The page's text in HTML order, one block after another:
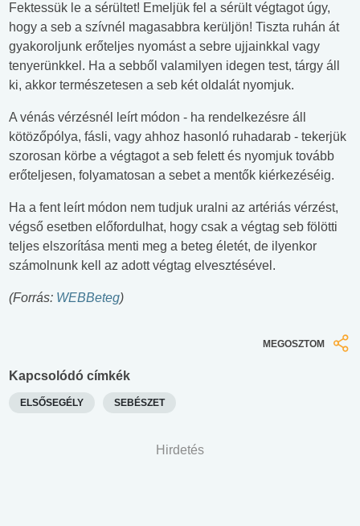
Fektessük le a sérültet! Emeljük fel a sérült végtagot úgy,
hogy a seb a szívnél magasabbra kerüljön! Tiszta ruhán át
gyakoroljunk erőteljes nyomást a sebre ujjainkkal vagy
tenyerünkkel. Ha a sebből valamilyen idegen test, tárgy áll
ki, akkor természetesen a seb két oldalát nyomjuk.
A vénás vérzésnél leírt módon - ha rendelkezésre áll
kötözőpólya, fásli, vagy ahhoz hasonló ruhadarab - tekerjük
szorosan körbe a végtagot a seb felett és nyomjuk tovább
erőteljesen, folyamatosan a sebet a mentők kiérkezéséig.
Ha a fent leírt módon nem tudjuk uralni az artériás vérzést,
végső esetben előfordulhat, hogy csak a végtag seb fölötti
teljes elszorítása menti meg a beteg életét, de ilyenkor
számolnunk kell az adott végtag elvesztésével.
(Forrás: WEBBeteg)
MEGOSZTOM
Kapcsolódó címkék
ELSŐSEGÉLY SEBÉSZET
Hirdetés